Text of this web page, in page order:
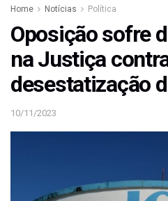
Home Notícias Política
Oposição sofre
na Justiça
desestatização
10/11/2023